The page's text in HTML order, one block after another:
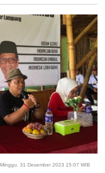
Minggu, 31 Desember 2023 15:07 WIB